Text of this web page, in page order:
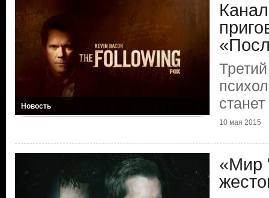
Новость
10 мая 2015
«Мир